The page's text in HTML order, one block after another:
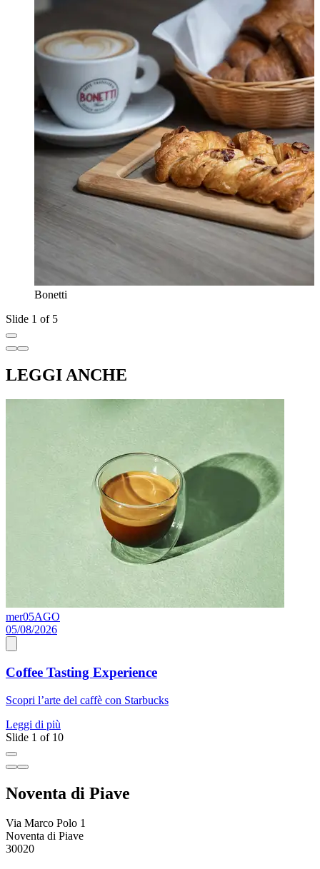
Bonetti
Slide 1 of 5
LEGGI ANCHE
mer05AGO
05/08/2026
Coffee Tasting Experience
Scopri l’arte del caffè con Starbucks
Leggi di più
Slide 1 of 10
Noventa di Piave
Via Marco Polo 1
Noventa di Piave
30020